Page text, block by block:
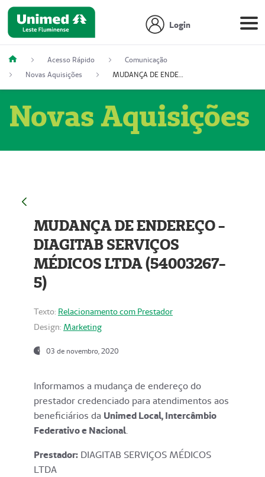
Login
Acesso Rápido
Comunicação
Novas Aquisições
MUDANÇA DE ENDEREÇO - DIAGITAB SERVIÇOS MÉDICOS LTDA (54003267-5)
Novas Aquisições
MUDANÇA DE ENDEREÇO -
DIAGITAB SERVIÇOS
MÉDICOS LTDA (54003267-
5)
Texto: Relacionamento com Prestador
Design: Marketing
03 de novembro, 2020
Informamos a mudança de endereço do
prestador credenciado para atendimentos aos
beneficiários da Unimed Local, Intercâmbio
Federativo e Nacional.
Prestador: DIAGITAB SERVIÇOS MÉDICOS
LTDA